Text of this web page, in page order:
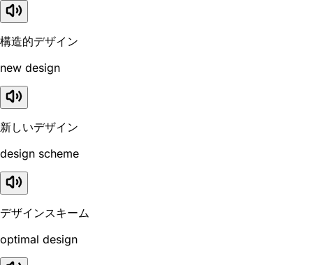
構造的デザイン
new design
新しいデザイン
design scheme
デザインスキーム
optimal design